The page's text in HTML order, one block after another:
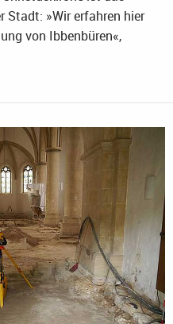
Stadt: »Wir erfahren hier
von Ibbenbüren«,